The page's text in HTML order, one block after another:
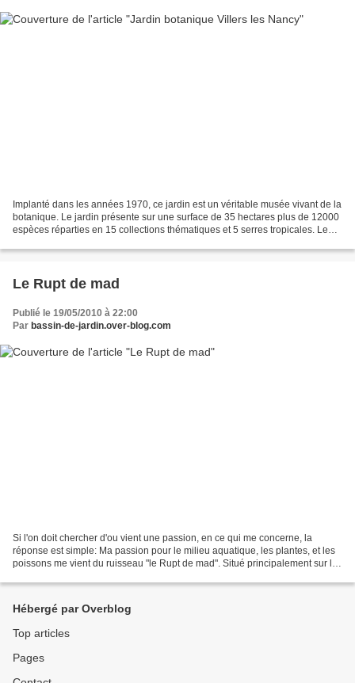
Implanté dans les années 1970, ce jardin est un véritable musée vivant de la
botanique. Le jardin présente sur une surface de 35 hectares plus de 12000
espèces réparties en 15 collections thématiques et 5 serres tropicales. Le
Le Rupt de mad
Publié le 19/05/2010 à 22:00
Par bassin-de-jardin.over-blog.com
Si l'on doit chercher d'ou vient une passion, en ce qui me concerne, la
réponse est simple: Ma passion pour le milieu aquatique, les plantes, et les
poissons me vient du ruisseau "le Rupt de mad". Situé principalement sur le
Hébergé par Overblog
Top articles
Pages